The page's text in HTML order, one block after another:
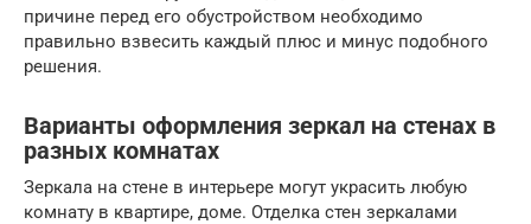
причине перед его обустройством необходимо
правильно взвесить каждый плюс и минус подобного
решения.
Варианты оформления зеркал на стенах в
разных комнатах
Зеркала на стене в интерьере могут украсить любую
комнату в квартире, доме. Отделка стен зеркалами